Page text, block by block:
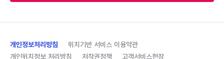
개인정보처리방침
위치기반 서비스 이용약관
개인위치정보 처리방침
저작권정책 고객서비스헌장